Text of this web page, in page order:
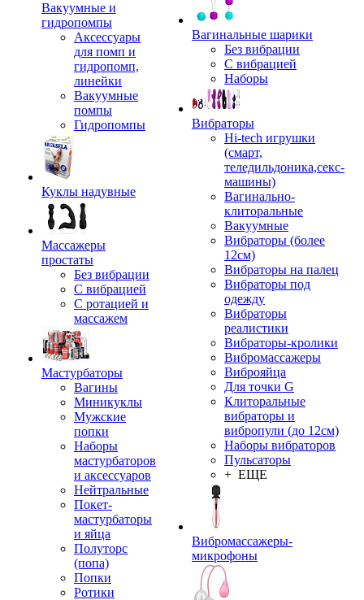
Вакуумные и
гидропомпы
Аксессуары
для помп и
гидропомп,
линейки
Вакуумные
помпы
Гидропомпы
Куклы надувные
Массажеры
простаты
Без вибрации
С вибрацией
С ротацией и
массажем
Мастурбаторы
Вагины
Миникуклы
Мужские
попки
Наборы
мастурбаторов
и аксессуаров
Нейтральные
Покет-
мастурбаторы
и яйца
Полуторс
(попа)
Попки
Ротики
Вагинальные шарики
Без вибрации
С вибрацией
Наборы
Вибраторы
Hi-tech игрушки
(смарт,
теледильдоника,секс-
машины)
Вагинально-
клиторальные
Вакуумные
Вибраторы (более
12см)
Вибраторы на палец
Вибраторы под
одежду
Вибраторы
реалистики
Вибраторы-кролики
Вибромассажеры
Виброяйца
Для точки G
Клиторальные
вибраторы и
вибропули (до 12см)
Наборы вибраторов
Пульсаторы
+ ЕЩЕ
Вибромассажеры-
микрофоны